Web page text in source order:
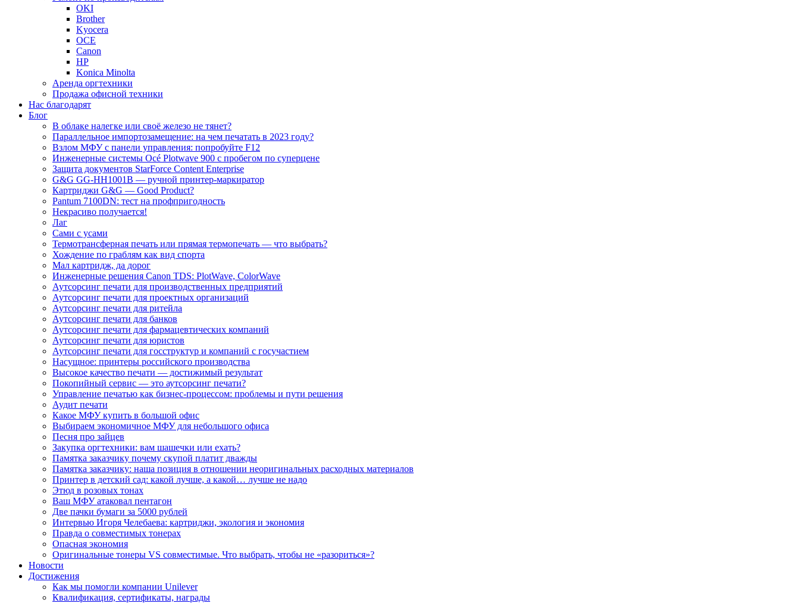
OKI
Brother
Kyocera
OCE
Canon
HP
Konica Minolta
Аренда оргтехники
Продажа офисной техники
Нас благодарят
Блог
В облаке налегке или своё железо не тянет?
Параллельное импортозамещение: на чем печатать в 2023 году?
Взлом МФУ с панели управления: попробуйте F12
Инженерные системы Océ Plotwave 900 с пробегом по суперцене
Защита документов StarForce Content Enterprise
G&G GG-HH1001B — ручной принтер-маркиратор
Картриджи G&G — Good Product?
Pantum 7100DN: тест на профпригодность
Некрасиво получается!
Лаг
Сами с усами
Термотрансферная печать или прямая термопечать — что выбрать?
Хождение по граблям как вид спорта
Мал картридж, да дорог
Инженерные решения Canon TDS: PlotWave, ColorWave
Аутсорсинг печати для производственных предприятий
Аутсорсинг печати для проектных организаций
Аутсорсинг печати для ритейла
Аутсорсинг печати для банков
Аутсорсинг печати для фармацевтических компаний
Аутсорсинг печати для юристов
Аутсорсинг печати для госструктур и компаний с госучастием
Насущное: принтеры российского производства
Высокое качество печати — достижимый результат
Покопийный сервис — это аутсорсинг печати?
Управление печатью как бизнес-процессом: проблемы и пути решения
Аудит печати
Какое МФУ купить в большой офис
Выбираем экономичное МФУ для небольшого офиса
Песня про зайцев
Закупка оргтехники: вам шашечки или ехать?
Памятка заказчику почему скупой платит дважды
Памятка заказчику: наша позиция в отношении неоригинальных расходных материалов
Принтер в детский сад: какой лучше, а какой… лучше не надо
Этюд в розовых тонах
Ваш МФУ атаковал пентагон
Две пачки бумаги за 5000 рублей
Интервью Игоря Челебаева: картриджи, экология и экономия
Правда о совместимых тонерах
Опасная экономия
Оригинальные тонеры VS совместимые. Что выбрать, чтобы не «разориться»?
Новости
Достижения
Как мы помогли компании Unilever
Квалификация, сертификаты, награды